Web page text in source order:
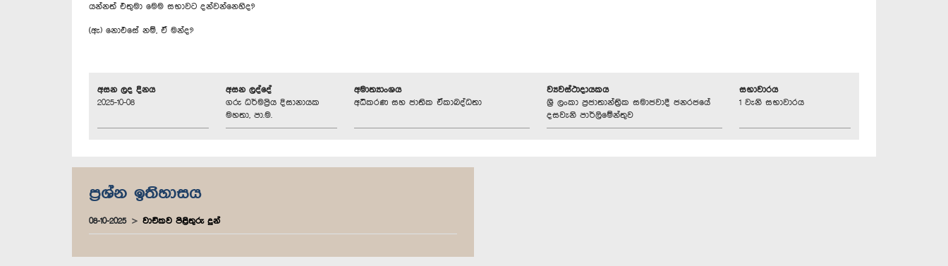
යන්නත් එතුමා මෙම සභාවට දන්වන්නෙහිද?
(ඇ) නොඑසේ නම්, ඒ මන්ද?
අසන ලද දිනය
2025-10-08
අසන ලද්දේ
ගරු ධර්මප්‍රිය දිසානායක
මහතා, පා.ම.
අමාත්‍යාංශය
අධිකරණ සහ ජාතික ඒකාබද්ධතා
ව්‍යවස්ථාදායකය
ශ්‍රී ලංකා ප්‍රජාතාන්ත්‍රික සමාජවාදී ජනරජයේ
දසවැනි පාර්ලිමේන්තුව
සභාවාරය
1 වැනි සභාවාරය
ප්‍රශ්න ඉතිහාසය
08-10-2025 වාචිකව පිළිතුරු දුන්